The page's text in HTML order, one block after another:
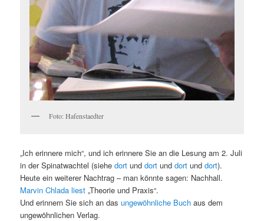
Foto: Hafenstaedter
„Ich erinnere mich“, und ich erinnere Sie an die Lesung am 2. Juli
in der Spinatwachtel (siehedort unddort unddort unddort).
Heute ein weiterer Nachtrag – man könnte sagen: Nachhall.
Marvin Chlada liest „Theorie und Praxis“.
Und erinnern Sie sich an dasungewöhnliche Buch aus dem
ungewöhnlichen Verlag.